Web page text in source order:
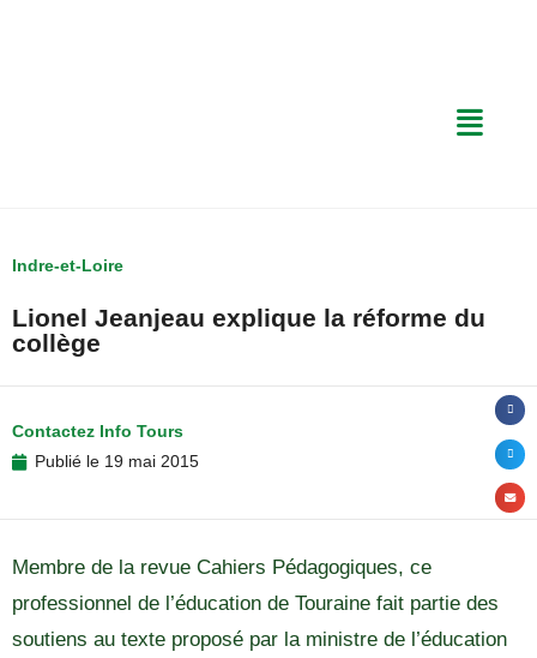
Indre-et-Loire
Lionel Jeanjeau explique la réforme du
collège
Contactez Info Tours
Publié le 19 mai 2015
Membre de la revue Cahiers Pédagogiques, ce
professionnel de l’éducation de Touraine fait partie des
soutiens au texte proposé par la ministre de l’éducation